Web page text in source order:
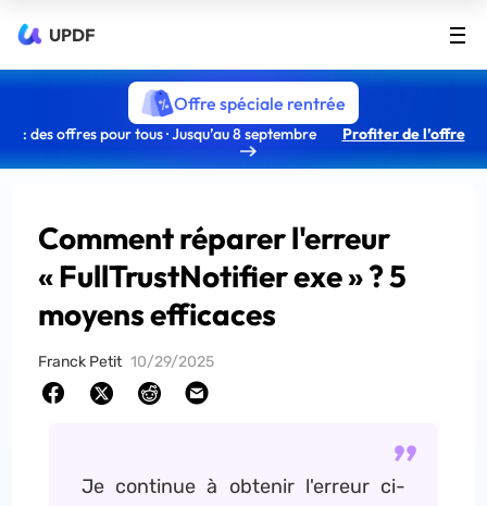
UPDF
Offre spéciale rentrée
: des offres pour tous · Jusqu’au 8 septembre Profiter de l’offre
Comment réparer l'erreur
« FullTrustNotifier exe » ? 5
moyens efficaces
Franck Petit 10/29/2025
Je continue à obtenir l'erreur ci-